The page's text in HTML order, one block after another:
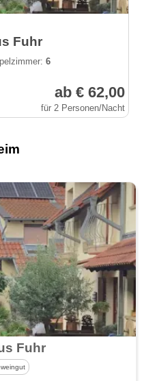
Fuhr
6
ab € 62,00
für 2 Personen/Nacht
Fuhr